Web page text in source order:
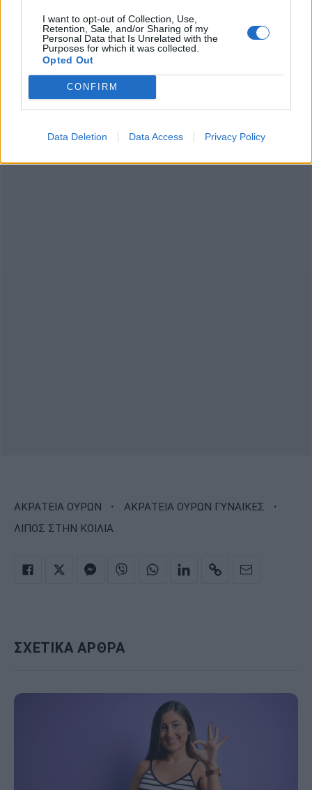
I want to opt-out of Collection, Use,
Retention, Sale, and/or Sharing of my
Personal Data that Is Unrelated with the
Purposes for which it was collected.
Opted Out
CONFIRM
Data Deletion Data Access Privacy Policy
ΑΚΡΑΤΕΙΑ ΟΥΡΩΝ · ΑΚΡΑΤΕΙΑ ΟΥΡΩΝ ΓΥΝΑΙΚΕΣ ·
ΛΙΠΟΣ ΣΤΗΝ ΚΟΙΛΙΑ
ΣΧΕΤΙΚΑ ΑΡΘΡΑ